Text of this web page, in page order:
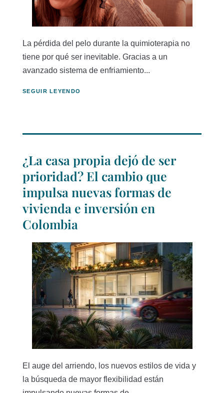
La pérdida del pelo durante la quimioterapia no
tiene por qué ser inevitable. Gracias a un
avanzado sistema de enfriamiento...
SEGUIR LEYENDO
¿La casa propia dejó de ser
prioridad? El cambio que
impulsa nuevas formas de
vivienda e inversión en
Colombia
El auge del arriendo, los nuevos estilos de vida y
la búsqueda de mayor flexibilidad están